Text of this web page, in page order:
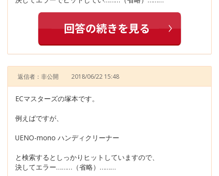
返信者：非公開 2018/06/22 15:48
ECマスターズの塚本です。
例えばですが、
UENO-mono ハンディクリーナー
と検索するとしっかりヒットしていますので、
決してエラー………（省略）………